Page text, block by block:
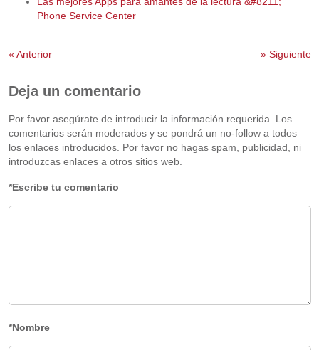
Phone Service Center
« Anterior »Siguiente
Deja un comentario
Por favor asegúrate de introducir la información requerida. Los
comentarios serán moderados y se pondrá un no-follow a todos
los enlaces introducidos. Por favor no hagas spam, publicidad, ni
introduzcas enlaces a otros sitios web.
*Escribe tu comentario
*Nombre